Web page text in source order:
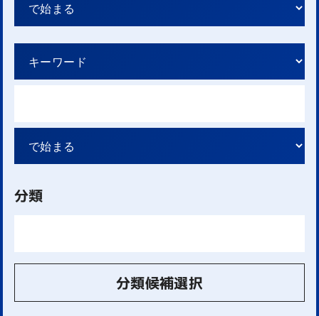
分類
分類候補選択